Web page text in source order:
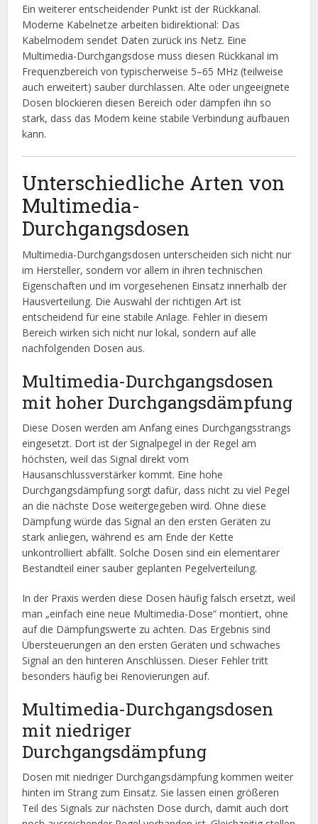
Ein weiterer entscheidender Punkt ist der Rückkanal.
Moderne Kabelnetze arbeiten bidirektional: Das
Kabelmodem sendet Daten zurück ins Netz. Eine
Multimedia-Durchgangsdose muss diesen Rückkanal im
Frequenzbereich von typischerweise 5–65 MHz (teilweise
auch erweitert) sauber durchlassen. Alte oder ungeeignete
Dosen blockieren diesen Bereich oder dämpfen ihn so
stark, dass das Modem keine stabile Verbindung aufbauen
kann.
Unterschiedliche Arten von
Multimedia-
Durchgangsdosen
Multimedia-Durchgangsdosen unterscheiden sich nicht nur
im Hersteller, sondern vor allem in ihren technischen
Eigenschaften und im vorgesehenen Einsatz innerhalb der
Hausverteilung. Die Auswahl der richtigen Art ist
entscheidend für eine stabile Anlage. Fehler in diesem
Bereich wirken sich nicht nur lokal, sondern auf alle
nachfolgenden Dosen aus.
Multimedia-Durchgangsdosen
mit hoher Durchgangsdämpfung
Diese Dosen werden am Anfang eines Durchgangsstrangs
eingesetzt. Dort ist der Signalpegel in der Regel am
höchsten, weil das Signal direkt vom
Hausanschlussverstärker kommt. Eine hohe
Durchgangsdämpfung sorgt dafür, dass nicht zu viel Pegel
an die nächste Dose weitergegeben wird. Ohne diese
Dämpfung würde das Signal an den ersten Geräten zu
stark anliegen, während es am Ende der Kette
unkontrolliert abfällt. Solche Dosen sind ein elementarer
Bestandteil einer sauber geplanten Pegelverteilung.
In der Praxis werden diese Dosen häufig falsch ersetzt, weil
man „einfach eine neue Multimedia-Dose“ montiert, ohne
auf die Dämpfungswerte zu achten. Das Ergebnis sind
Übersteuerungen an den ersten Geräten und schwaches
Signal an den hinteren Anschlüssen. Dieser Fehler tritt
besonders häufig bei Renovierungen auf.
Multimedia-Durchgangsdosen
mit niedriger
Durchgangsdämpfung
Dosen mit niedriger Durchgangsdämpfung kommen weiter
hinten im Strang zum Einsatz. Sie lassen einen größeren
Teil des Signals zur nächsten Dose durch, damit auch dort